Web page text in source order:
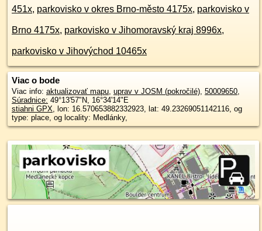
451x, parkovisko v okres Brno-město 4175x, parkovisko v
Brno 4175x, parkovisko v Jihomoravský kraj 8996x,
parkovisko v Jihovýchod 10465x
Viac o bode
Viac info: aktualizovať mapu, uprav v JOSM (pokročilé), 50009650,
Súradnice: 49°13'57"N, 16°34'14"E
stiahni GPX, lon: 16.570653882332923, lat: 49.23269051142116, og
type: place, og locality: Medlánky,